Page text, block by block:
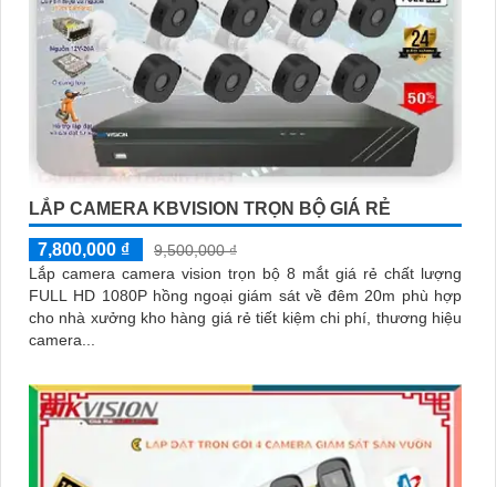
LẮP CAMERA KBVISION TRỌN BỘ GIÁ RẺ
7,800,000 ₫
9,500,000 ₫
Lắp camera camera vision trọn bộ 8 mắt giá rẻ chất lượng
FULL HD 1080P hồng ngoại giám sát về đêm 20m phù hợp
cho nhà xưởng kho hàng giá rẻ tiết kiệm chi phí, thương hiệu
camera...